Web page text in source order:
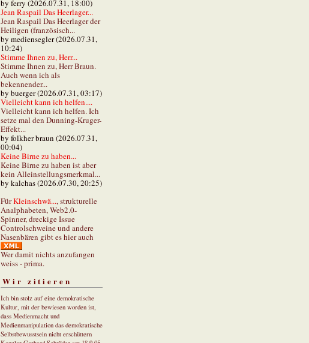
by ferry (2026.07.31, 18:00)
Jean Raspail Das Heerlager...
Jean Raspail Das Heerlager der
Heiligen (französisch...
by mediensegler (2026.07.31,
10:24)
Stimme Ihnen zu, Herr...
Stimme Ihnen zu, Herr Braun.
Auch wenn ich als
bekennender...
by buerger (2026.07.31, 03:17)
Vielleicht kann ich helfen....
Vielleicht kann ich helfen. Ich
setze mal den Dunning-Kruger-
Effekt...
by folkher braun (2026.07.31,
00:04)
Keine Birne zu haben...
Keine Birne zu haben ist aber
kein Alleinstellungsmerkmal...
by kalchas (2026.07.30, 20:25)
FürKleinschwä..., strukturelle
Analphabeten, Web2.0-
Spinner, dreckige Issue
Controlschweine und andere
Nasenbären gibt es hier auch
Wer damit nichts anzufangen
weiss - prima.
Wir zitieren
Ich bin stolz auf eine demokratische
Kultur, mit der bewiesen worden ist,
dass Medienmacht und
Medienmanipulation das demokratische
Selbstbewusstsein nicht erschüttern